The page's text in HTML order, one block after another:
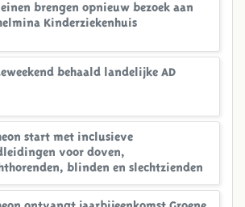
brengen opnieuw bezoek aan
Kinderziekenhuis
behaald landelijke AD
start met inclusieve
voor doven,
blinden en slechtzienden
ontvangt jaarbijeenkomst Groene